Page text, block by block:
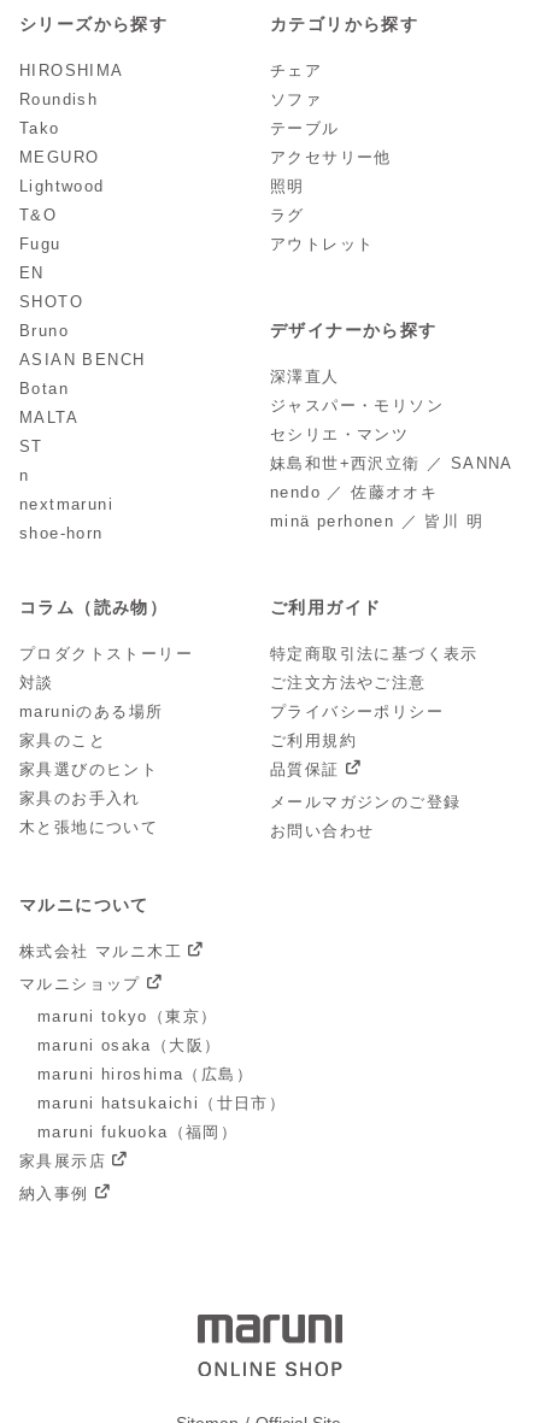
シリーズから探す
HIROSHIMA
Roundish
Tako
MEGURO
Lightwood
T&O
Fugu
EN
SHOTO
Bruno
ASIAN BENCH
Botan
MALTA
ST
n
nextmaruni
shoe-horn
カテゴリから探す
チェア
ソファ
テーブル
アクセサリー他
照明
ラグ
アウトレット
デザイナーから探す
深澤直人
ジャスパー・モリソン
セシリエ・マンツ
妹島和世+西沢立衛 ／ SANNA
nendo ／ 佐藤オオキ
minä perhonen ／ 皆川 明
コラム（読み物）
プロダクトストーリー
対談
maruniのある場所
家具のこと
家具選びのヒント
家具のお手入れ
木と張地について
ご利用ガイド
特定商取引法に基づく表示
ご注文方法やご注意
プライバシーポリシー
ご利用規約
品質保証
メールマガジンのご登録
お問い合わせ
マルニについて
株式会社 マルニ木工
マルニショップ
maruni tokyo（東京）
maruni osaka（大阪）
maruni hiroshima（広島）
maruni hatsukaichi（廿日市）
maruni fukuoka（福岡）
家具展示店
納入事例